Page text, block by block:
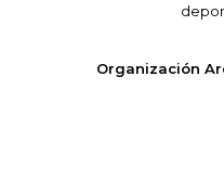
Organización